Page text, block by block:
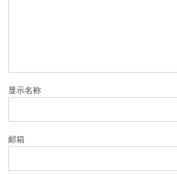
显示名称
邮箱